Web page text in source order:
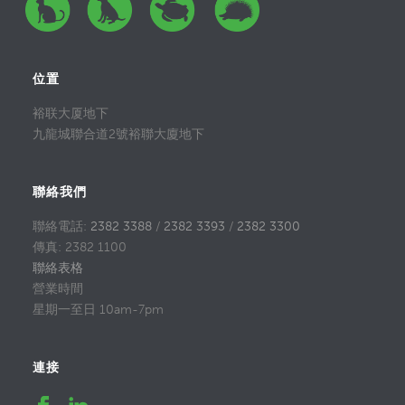
位置
裕联大厦地下
九龍城聯合道2號裕聯大廈地下
聯絡我們
聯絡電話: 2382 3388/ 2382 3393 / 2382 3300
傳真: 2382 1100
聯絡表格
營業時間
星期一至日 10am-7pm
連接